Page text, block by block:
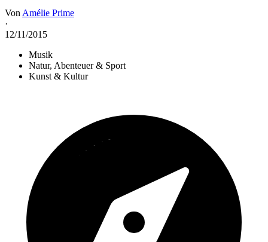
Von Amélie Prime
·
12/11/2015
Musik
Natur, Abenteuer & Sport
Kunst & Kultur